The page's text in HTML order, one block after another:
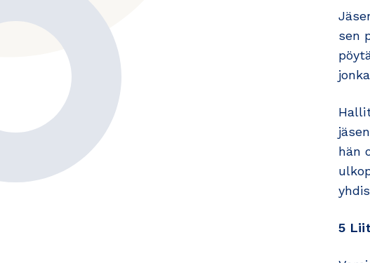
sen
hän
5